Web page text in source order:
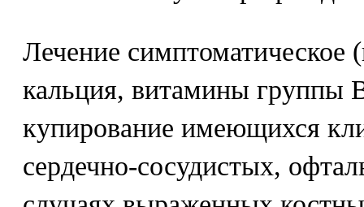
Лечение симптоматическое
кальция, витамины группы
купирование имеющихся
сердечно-сосудистых,